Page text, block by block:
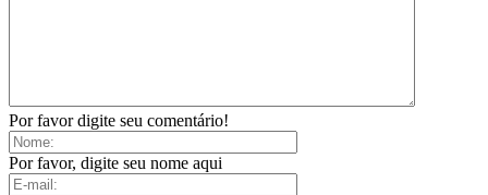
Por favor digite seu comentário!
Por favor, digite seu nome aqui